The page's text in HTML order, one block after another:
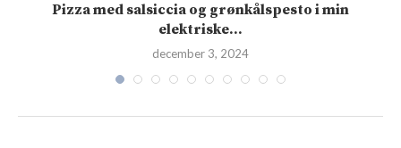
Pizza med salsiccia og grønkålspesto i min
elektriske...
december 3, 2024